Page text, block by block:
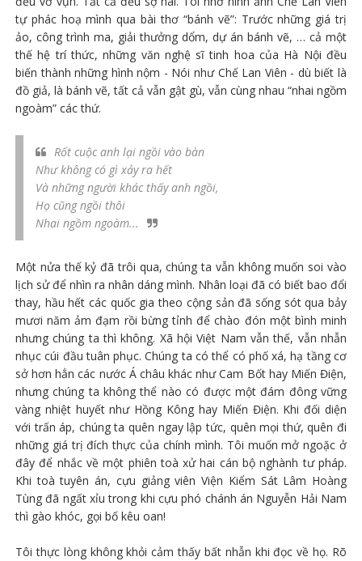
tự phác hoạ mình qua bài thơ “bánh vẽ”: Trước những giá trị
ảo, công trình ma, giải thưởng dổm, dự án bánh vẽ, … cả một
thế hệ trí thức, những văn nghệ sĩ tinh hoa của Hà Nội đều
biến thành những hình nộm - Nói như Chế Lan Viên - dù biết là
đồ giả, là bánh vẽ, tất cả vẫn gật gù, vẫn cùng nhau “nhai ngồm
ngoàm” các thứ.
Rốt cuộc anh lại ngồi vào bàn
Như không có gì xảy ra hết
Và những người khác thấy anh ngồi,
Họ cũng ngồi thôi
Nhai ngồm ngoàm...
Một nửa thế kỷ đã trôi qua, chúng ta vẫn không muốn soi vào
lịch sử để nhìn ra nhân dáng mình. Nhân loại đã có biết bao đổi
thay, hầu hết các quốc gia theo cộng sản đã sống sót qua bảy
mươi năm ảm đạm rồi bừng tỉnh để chào đón một bình minh
nhưng chúng ta thì không. Xã hội Việt Nam vẫn thế, vẫn nhẫn
nhục cúi đầu tuân phục. Chúng ta có thể có phố xá, hạ tầng cơ
sở hơn hẳn các nước Á châu khác như Cam Bốt hay Miến Điện,
nhưng chúng ta không thể nào có được một đám đông vững
vàng nhiệt huyết như Hồng Kông hay Miến Điện. Khi đối diện
với trấn áp, chúng ta quên ngay lập tức, quên mọi thứ, quên đi
những giá trị đích thực của chính mình. Tôi muốn mở ngoặc ở
đây để nhắc về một phiên toà xử hai cán bộ nghành tư pháp.
Khi toà tuyên án, cựu giảng viên Viện Kiểm Sát Lâm Hoàng
Tùng đã ngất xỉu trong khi cựu phó chánh án Nguyễn Hải Nam
thì gào khóc, gọi bố kêu oan!
Tôi thực lòng không khỏi cảm thấy bất nhẫn khi đọc về họ. Rõ